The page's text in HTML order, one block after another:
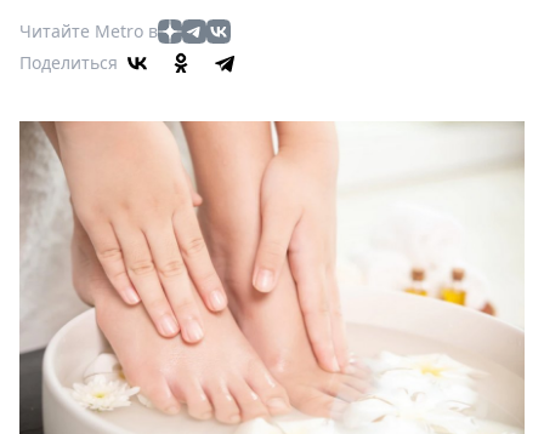
Книги
Выставки
релизы
Metro
Стримы
Спецпроекты
Звезды
Выборы
2026
Скачай
Metro
Читайте Metro в
Поделиться